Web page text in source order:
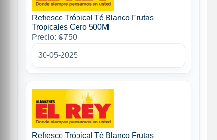
Refresco Trópical Té Blanco Frutas
Tropicales Cero 500Ml
Precio: ₡750
30-05-2025
Refresco Trópical Té Blanco Frutas